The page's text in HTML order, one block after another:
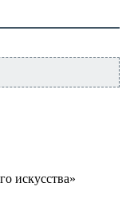
искусства»